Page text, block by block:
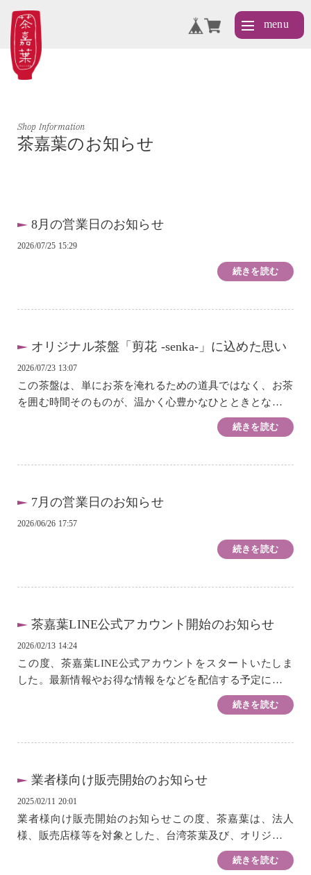
Shop Information
茶嘉葉のお知らせ
8月の営業日のお知らせ
2026/07/25 15:29
続きを読む
オリジナル茶盤「剪花 -senka-」に込めた思い
2026/07/23 13:07
この茶盤は、単にお茶を淹れるための道具ではなく、お茶
を囲む時間そのものが、温かく心豊かなひとときとなるよ
う願いを込めて制作しました。「剪花」の「剪」は、中華
の伝統工芸である剪紙（せんし／切り紙）に...
続きを読む
7月の営業日のお知らせ
2026/06/26 17:57
続きを読む
茶嘉葉LINE公式アカウント開始のお知らせ
2026/02/13 14:24
この度、茶嘉葉LINE公式アカウントをスタートいたしま
した。最新情報やお得な情報をなどを配信する予定にして
おります。2026年2月は、オンラインショップでご利用い
ただける10%オフクーポンを発行しております。...
続きを読む
業者様向け販売開始のお知らせ
2025/02/11 20:01
業者様向け販売開始のお知らせこの度、茶嘉葉は、法人
様、販売店様等を対象とした、台湾茶葉及び、オリジナル
茶盤の販売を開始いたします。販売条件の詳細につきまし
ては、お問い合わせフォームよりご連絡いただ...
続きを読む